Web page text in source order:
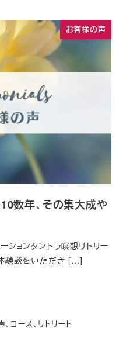
お客様の声
数年、その集大成や
ションタントラ瞑想リトリー
験談をいただき […]
コース、リトリート